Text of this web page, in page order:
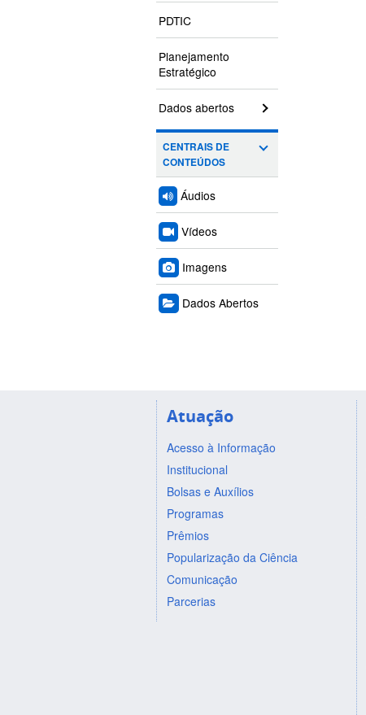
PDTIC
Planejamento
Estratégico
Dados abertos
CENTRAIS DE
CONTEÚDOS
Áudios
Vídeos
Imagens
Dados Abertos
Atuação
Acesso à Informação
Institucional
Bolsas e Auxílios
Programas
Prêmios
Popularização da Ciência
Comunicação
Parcerias